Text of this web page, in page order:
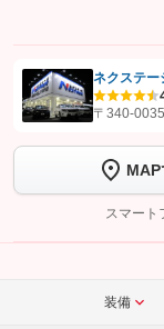
【STEP1】認証画面で
トーク画面で
完了してく
ネクステ
〒340-
スマート
装備